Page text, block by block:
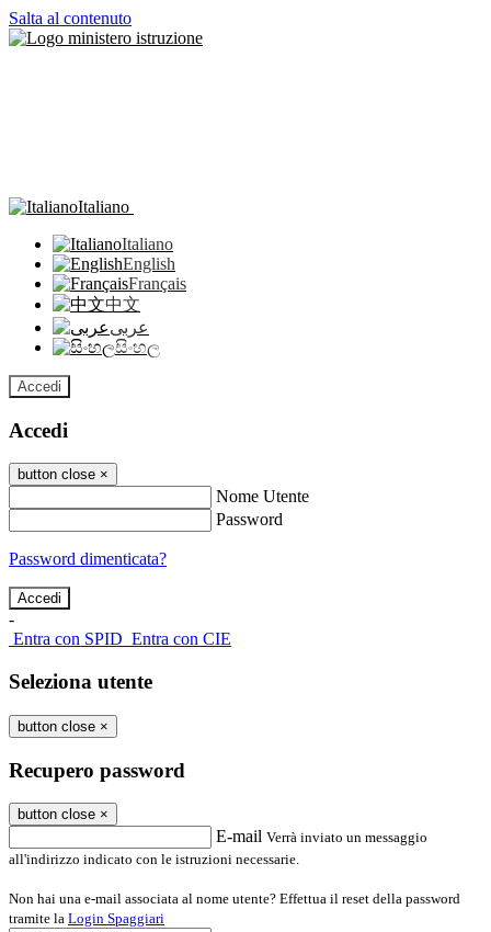
Salta al contenuto
Italiano
Italiano
English
Français
中文
عربى
සිංහල
Accedi
Accedi
button close ×
Nome Utente
Password
Password dimenticata?
-
Entra con SPID Entra con CIE
Seleziona utente
button close ×
Recupero password
button close ×
E-mail Verrà inviato un messaggio
all'indirizzo indicato con le istruzioni necessarie.
Non hai una e-mail associata al nome utente? Effettua il reset della password
tramite la Login Spaggiari